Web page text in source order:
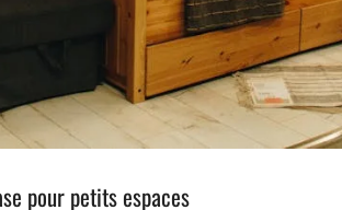
pour petits espaces